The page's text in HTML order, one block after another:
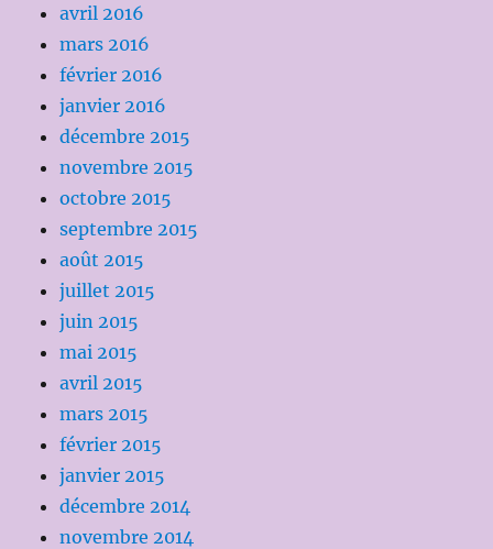
avril 2016
mars 2016
février 2016
janvier 2016
décembre 2015
novembre 2015
octobre 2015
septembre 2015
août 2015
juillet 2015
juin 2015
mai 2015
avril 2015
mars 2015
février 2015
janvier 2015
décembre 2014
novembre 2014